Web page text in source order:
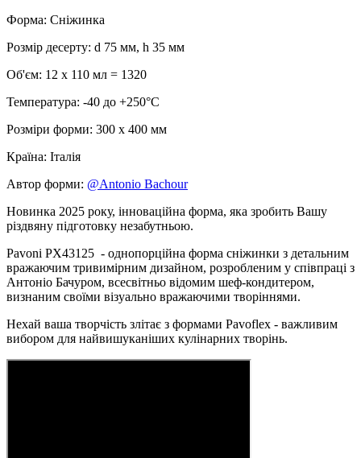
Форма: Сніжинка
Розмір десерту: d 75 мм, h 35 мм
Об'єм: 12 x 110 мл = 1320
Температура: -40 до +250°C
Розміри форми: 300 x 400 мм
Країна: Італія
Автор форми: @Antonio Bachour
Новинка 2025 року, інноваційна форма, яка зробить Вашу
різдвяну підготовку незабутньою.
Pavoni PX43125 - однопорційна форма сніжинки з детальним
вражаючим тривимірним дизайном, розробленим у співпраці з
Антоніо Бачуром, всесвітньо відомим шеф-кондитером,
визнаним своїми візуально вражаючими творіннями.
Нехай ваша творчість злітає з формами Pavoflex - важливим
вибором для найвишуканіших кулінарних творінь.